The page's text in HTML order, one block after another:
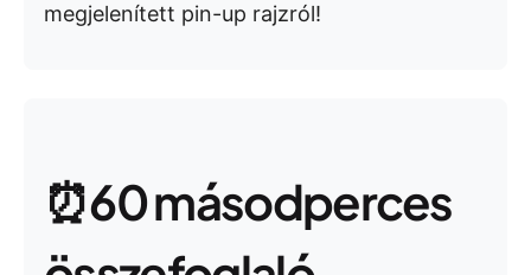
megjelenített pin-up rajzról!
⏰60 másodperces